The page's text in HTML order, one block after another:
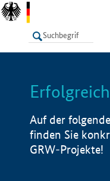
LISTE
Auf der
finden Sie
GRW-Projekte!